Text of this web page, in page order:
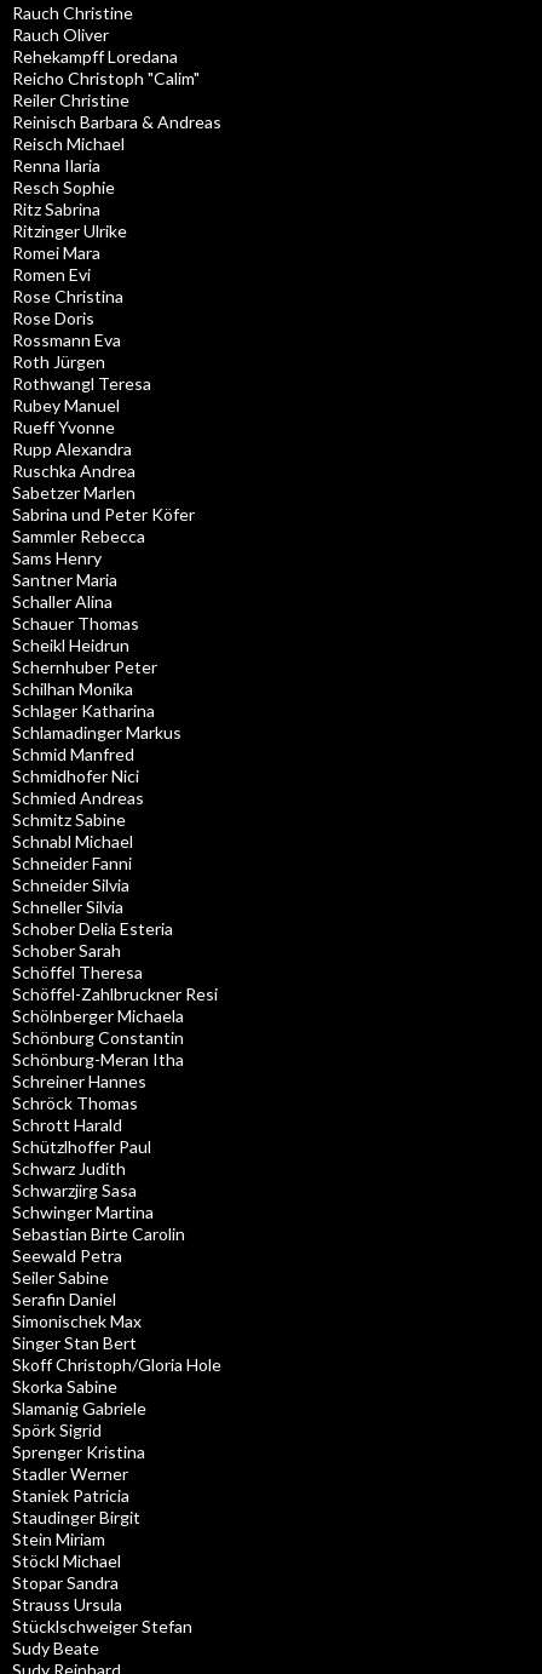
Rauch Christine
Rauch Oliver
Rehekampff Loredana
Reicho Christoph "Calim"
Reiler Christine
Reinisch Barbara & Andreas
Reisch Michael
Renna Ilaria
Resch Sophie
Ritz Sabrina
Ritzinger Ulrike
Romei Mara
Romen Evi
Rose Christina
Rose Doris
Rossmann Eva
Roth Jürgen
Rothwangl Teresa
Rubey Manuel
Rueff Yvonne
Rupp Alexandra
Ruschka Andrea
Sabetzer Marlen
Sabrina und Peter Köfer
Sammler Rebecca
Sams Henry
Santner Maria
Schaller Alina
Schauer Thomas
Scheikl Heidrun
Schernhuber Peter
Schilhan Monika
Schlager Katharina
Schlamadinger Markus
Schmid Manfred
Schmidhofer Nici
Schmied Andreas
Schmitz Sabine
Schnabl Michael
Schneider Fanni
Schneider Silvia
Schneller Silvia
Schober Delia Esteria
Schober Sarah
Schöffel Theresa
Schöffel-Zahlbruckner Resi
Schölnberger Michaela
Schönburg Constantin
Schönburg-Meran Itha
Schreiner Hannes
Schröck Thomas
Schrott Harald
Schützlhoffer Paul
Schwarz Judith
Schwarzjirg Sasa
Schwinger Martina
Sebastian Birte Carolin
Seewald Petra
Seiler Sabine
Serafin Daniel
Simonischek Max
Singer Stan Bert
Skoff Christoph/Gloria Hole
Skorka Sabine
Slamanig Gabriele
Spörk Sigrid
Sprenger Kristina
Stadler Werner
Staniek Patricia
Staudinger Birgit
Stein Miriam
Stöckl Michael
Stopar Sandra
Strauss Ursula
Stücklschweiger Stefan
Sudy Beate